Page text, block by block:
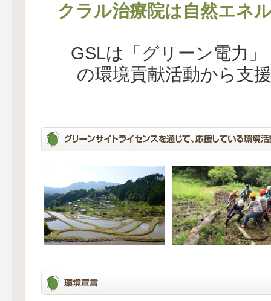
クラル治療院は自然エネ
GSLは「グリーン電力
の環境貢献活動から支